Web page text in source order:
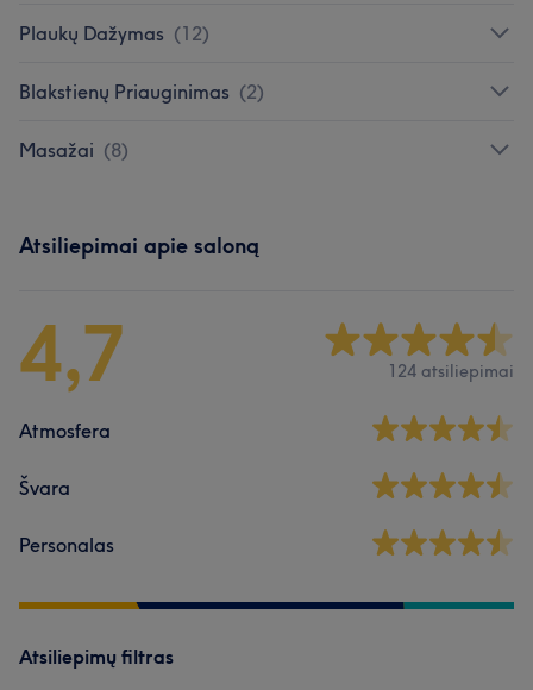
Plaukų Dažymas (12)
Blakstienų Priauginimas (2)
Masažai (8)
Atsiliepimai apie saloną
4,7 124 atsiliepimai
Atmosfera
Švara
Personalas
Atsiliepimų filtras